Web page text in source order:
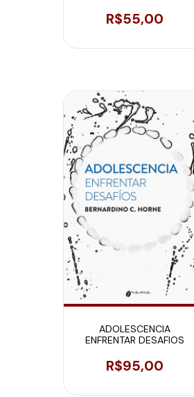
R$55,00
ADOLESCENCIA
ENFRENTAR DESAFIOS
R$95,00